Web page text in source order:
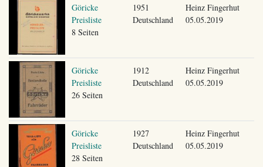
Göricke
Preisliste
8 Seiten
1951
Deutschland
Heinz Fingerhut
05.05.2019
Göricke
Preisliste
26 Seiten
1912
Deutschland
Heinz Fingerhut
05.05.2019
Göricke
Preisliste
28 Seiten
1927
Deutschland
Heinz Fingerhut
05.05.2019